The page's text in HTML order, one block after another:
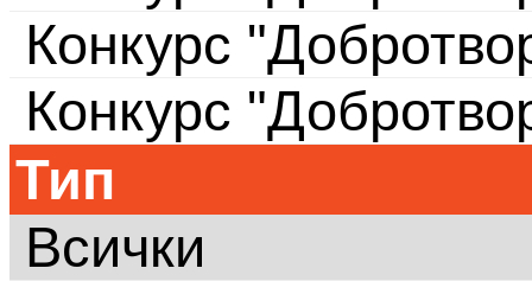
Конкурс
Конкурс
Тип
Всички